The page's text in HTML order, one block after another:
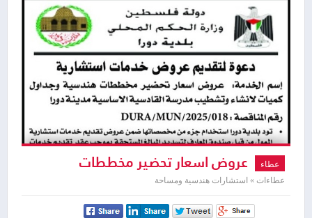
عطاء عروض اسعار تحضير مخططات
هندسية وجداول كميات لانشاء وتشطيب
مدرسة القادسية الاساسية
عطاءات » استشارات هندسية ومساحة